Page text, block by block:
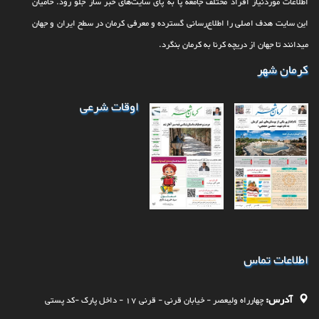
سومین جلسه کمیسیون ماده هفت شهرداری کرمان در سال‌جاری برگزار
شد
این سایت هدف اصلی را اطلاع‌رسانی گسترده و معرفی کرمان در سطح ایران و جهان
می‎‏دانند تا جهان از دریچه کرنا به کرمان بنگرد.
کرمان شهر
اوقات شرعی
اطلاعات تماس
آدرس:
چهارراه وليعصر - خيابان قرنی - قرنی 17 - داخل پارک -کد پستی